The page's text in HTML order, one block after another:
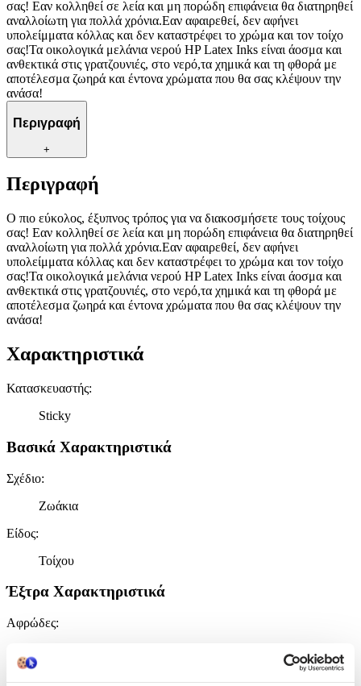
σας! Εαν κολληθεί σε λεία και μη πορώδη επιφάνεια θα διατηρηθεί
αναλλοίωτη για πολλά χρόνια.Εαν αφαιρεθεί, δεν αφήνει
υπολείμματα κόλλας και δεν καταστρέφει το χρώμα και τον τοίχο
σας!Τα οικολογικά μελάνια νερού HP Latex Inks είναι άοσμα και
ανθεκτικά στις γρατζουνιές, στο νερό,τα χημικά και τη φθορά με
αποτέλεσμα ζωηρά και έντονα χρώματα που θα σας κλέψουν την
ανάσα!
Περιγραφή
+
Περιγραφή
Ο πιο εύκολος, έξυπνος τρόπος για να διακοσμήσετε τους τοίχους
σας! Εαν κολληθεί σε λεία και μη πορώδη επιφάνεια θα διατηρηθεί
αναλλοίωτη για πολλά χρόνια.Εαν αφαιρεθεί, δεν αφήνει
υπολείμματα κόλλας και δεν καταστρέφει το χρώμα και τον τοίχο
σας!Τα οικολογικά μελάνια νερού HP Latex Inks είναι άοσμα και
ανθεκτικά στις γρατζουνιές, στο νερό,τα χημικά και τη φθορά με
αποτέλεσμα ζωηρά και έντονα χρώματα που θα σας κλέψουν την
ανάσα!
Χαρακτηριστικά
Κατασκευαστής:
Sticky
Βασικά Χαρακτηριστικά
Σχέδιο:
Ζωάκια
Είδος:
Τοίχου
Έξτρα Χαρακτηριστικά
Αφρώδες: